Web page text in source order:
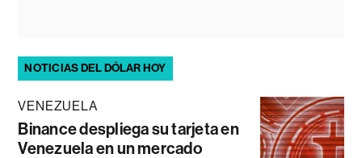
NOTICIAS DEL DÓLAR HOY
VENEZUELA
Binance despliega su tarjeta en
Venezuela en un mercado